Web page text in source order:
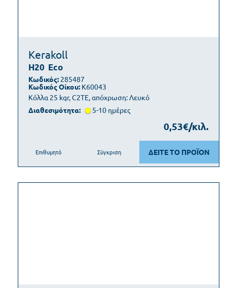
Kerakoll
H20 Eco
Κόλλα 25 kgr, C2TE, απόχρωση: Λευκό
Κωδικός: 285487
Κωδικός Οίκου: K60043
Διαθεσιμότητα: 5-10 ημέρες
0,53€/κιλ.
ΔΕΙΤΕ ΤΟ ΠΡΟΪΟΝ
Επιθυμητό Σύγκριση